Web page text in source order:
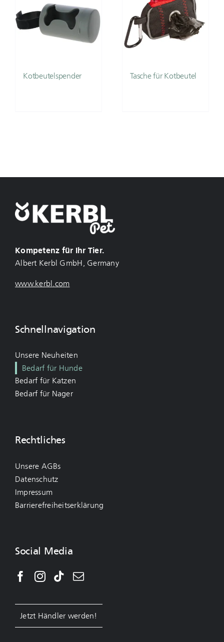
Kotbeutelspender Tasche für Kotbeutel
Kompetenz für Ihr Tier.
Albert Kerbl GmbH, Germany
www.kerbl.com
Schnellnavigation
Unsere Neuheiten
Bedarf für Hunde
Bedarf für Katzen
Bedarf für Nager
Rechtliches
Unsere AGBs
Datenschutz
Impressum
Barrierefreiheitserklärung
Social Media
Jetzt Händler werden!